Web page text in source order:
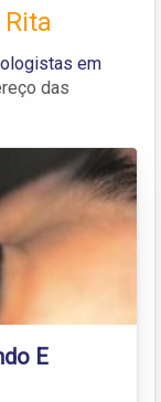
em
das
E